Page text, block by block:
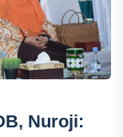
Nuroji: